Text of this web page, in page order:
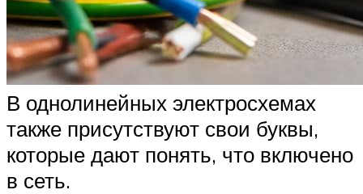
В однолинейных электросхемах
также присутствуют свои буквы,
которые дают понять, что включено
в сеть.